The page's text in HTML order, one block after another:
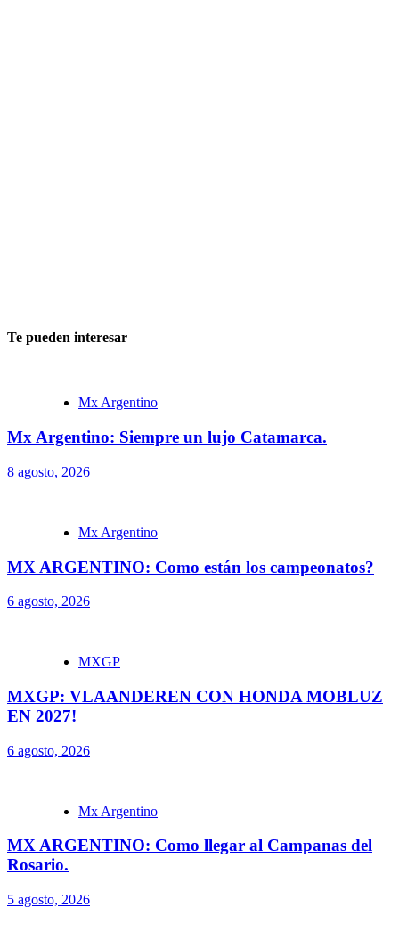
Te pueden interesar
Mx Argentino
Mx Argentino: Siempre un lujo Catamarca.
8 agosto, 2026
Mx Argentino
MX ARGENTINO: Como están los campeonatos?
6 agosto, 2026
MXGP
MXGP: VLAANDEREN CON HONDA MOBLUZ
EN 2027!
6 agosto, 2026
Mx Argentino
MX ARGENTINO: Como llegar al Campanas del
Rosario.
5 agosto, 2026